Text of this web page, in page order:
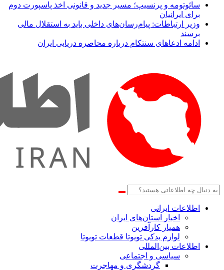
سائوتومه و پرنسیپ؛ مسیر جدید و قانونی اخذ پاسپورت دوم
برای ایرانیان
وزیر ارتباطات: پیام‌رسان‌های داخلی باید به استقلال مالی
برسند
ادامه ادعاهای سنتکام درباره محاصره دریایی ایران
اطلاعات‌ ‎ایرانی
اخبار استان‌های ایران
همیار کارآفرین
لوازم یدکی تویوتا قطعات تویوتا
اطلاعات بین‌المللی
سیاسی و اجتماعی
گردشگری و مهاجرت